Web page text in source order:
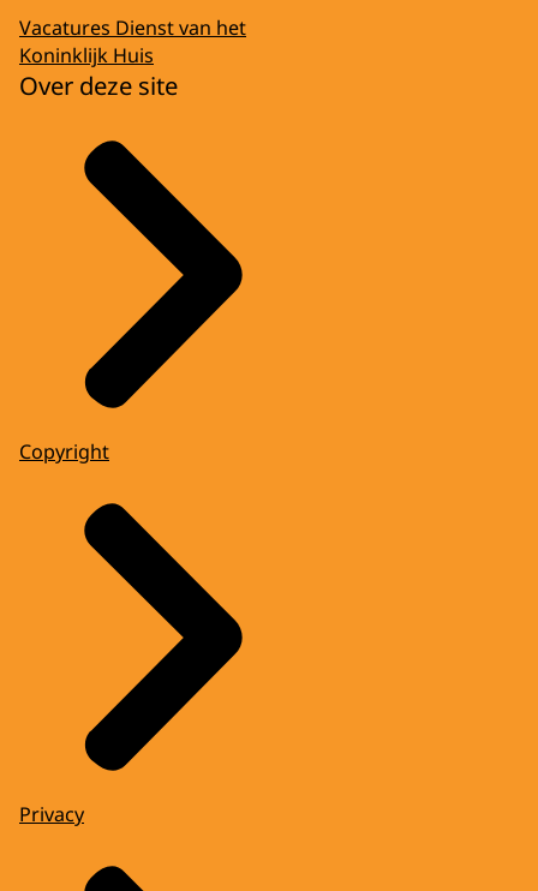
Vacatures Dienst van het
Koninklijk Huis
Over deze site
Copyright
Privacy